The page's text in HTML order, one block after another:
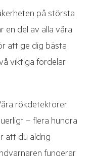
på största
en del av alla våra
att ge dig bästa
viktiga fördelar
rökdetektorer
– flera hundra
att du aldrig